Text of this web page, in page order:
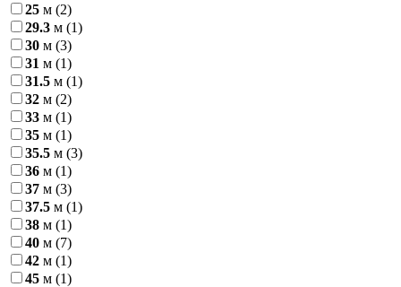
25 м (2)
29.3 м (1)
30 м (3)
31 м (1)
31.5 м (1)
32 м (2)
33 м (1)
35 м (1)
35.5 м (3)
36 м (1)
37 м (3)
37.5 м (1)
38 м (1)
40 м (7)
42 м (1)
45 м (1)